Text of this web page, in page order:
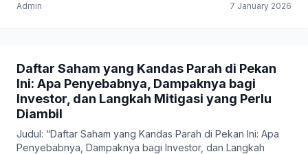
Admin 7 January 2026
Daftar Saham yang Kandas Parah di Pekan
Ini: Apa Penyebabnya, Dampaknya bagi
Investor, dan Langkah Mitigasi yang Perlu
Diambil
Judul: “Daftar Saham yang Kandas Parah di Pekan Ini: Apa
Penyebabnya, Dampaknya bagi Investor, dan Langkah